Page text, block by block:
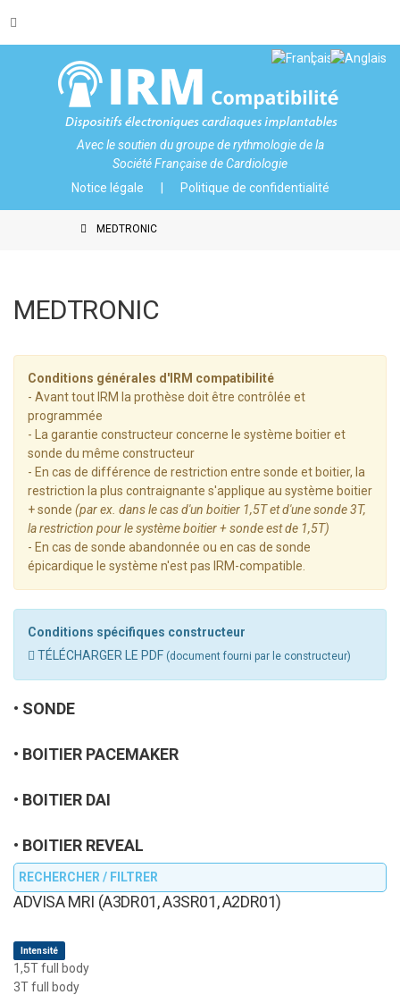
Avec le soutien dugroupe de rythmologie de la
Société Française de Cardiologie
Notice légale
Politique de confidentialité
MEDTRONIC
MEDTRONIC
Conditions générales d'IRM compatibilité
- Avant tout IRM la prothèse doit être contrôlée et
programmée
- La garantie constructeur concerne le système boitier et
sonde du même constructeur
- En cas de différence de restriction entre sonde et boitier, la
restriction la plus contraignante s'applique au système boitier
+ sonde (par ex. dans le cas d'un boitier 1,5T et d'une sonde 3T,
la restriction pour le système boitier + sonde est de 1,5T)
- En cas de sonde abandonnée ou en cas de sonde
épicardique le système n'est pas IRM-compatible.
Conditions spécifiques constructeur
TÉLÉCHARGER LE PDF (document fourni par le constructeur)
SONDE
BOITIER PACEMAKER
BOITIER DAI
BOITIER REVEAL
RECHERCHER / FILTRER
ADVISA MRI (A3DR01, A3SR01, A2DR01)
Intensité
1,5T full body
3T full body